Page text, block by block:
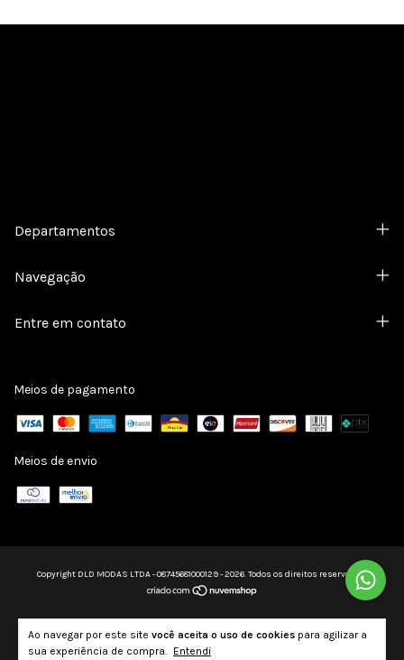
Ao navegar por este site você aceita o uso de cookies para agilizar a
sua experiência de compra. Entendi
Departamentos
Navegação
Entre em contato
Meios de pagamento
Meios de envio
Copyright DLD MODAS LTDA - 08745681000129 - 2026. Todos os direitos reservados.